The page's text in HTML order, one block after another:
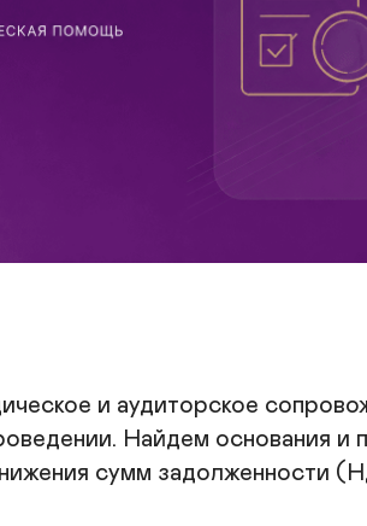
и аудиторское
Найдем основания
сумм задолженности